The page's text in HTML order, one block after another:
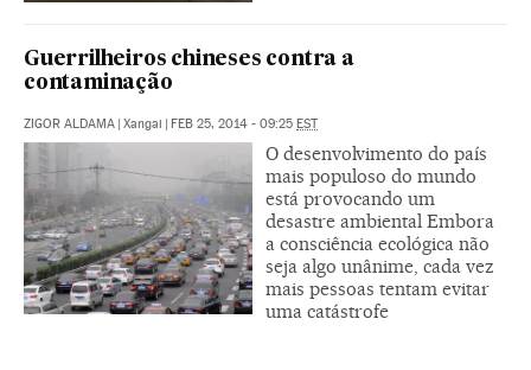
Guerrilheiros chineses contra a
contaminação
ZIGOR ALDAMA | Xangai | FEB 25, 2014 - 09:25 EST
O desenvolvimento do país
mais populoso do mundo
está provocando um
desastre ambiental Embora
a consciência ecológica não
seja algo unânime, cada vez
mais pessoas tentam evitar
uma catástrofe